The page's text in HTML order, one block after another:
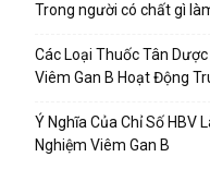
Trong người có chất gì
Các Loại Thuốc Tân
Viêm Gan B Hoạt Động
Ý Nghĩa Của Chỉ Số HBV
Nghiệm Viêm Gan B